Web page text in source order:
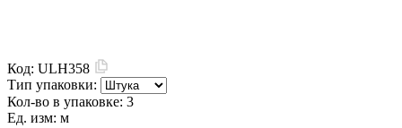
Код: ULH358
Тип упаковки:
Кол-во в упаковке: 3
Ед. изм: м